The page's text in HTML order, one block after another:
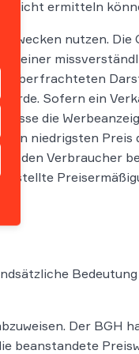
leicht ermitteln
nutzen. Die
einer
überfrachteten
Sofern ein
die
den niedrigsten Preis
den Verbraucher
Der BGH
beanstandete